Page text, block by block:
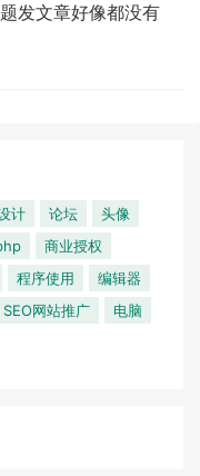
发文章好像都没有
计 论坛
头像
商业授权
程序使用
编辑器
SEO网站推广
电脑